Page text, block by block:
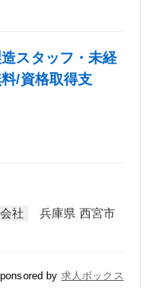
スタッフ・未経
/資格取得支
社
兵庫県 西宮市
by 求人ボックス